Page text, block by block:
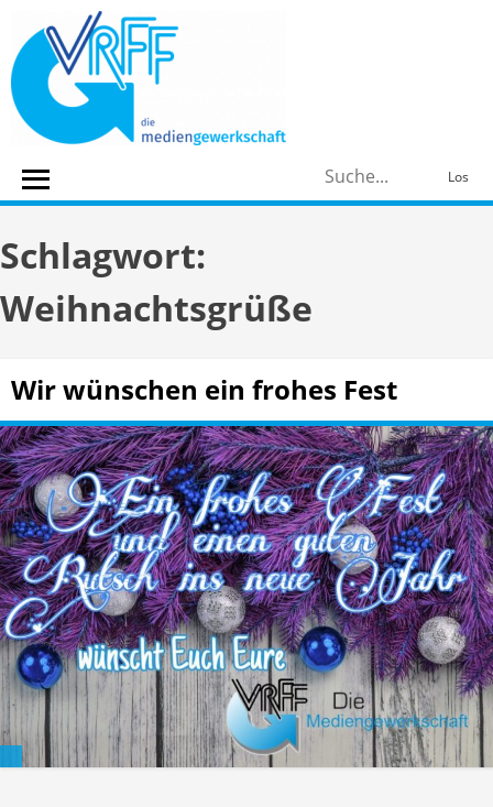
content
Los
Schlagwort:
Weihnachtsgrüße
Wir wünschen ein frohes Fest